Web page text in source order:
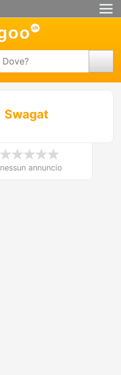
Swagat
nessun annuncio